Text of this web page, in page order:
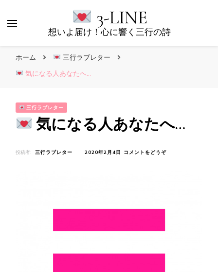
3-LINE
想いよ届け！心に響く三行の詩
ホーム
三行ラブレター
気になる人あなたへ…
三行ラブレター
気になる人あなたへ…
投稿者: 三行ラブレター 2020年2月4日 コメントをどうぞ(